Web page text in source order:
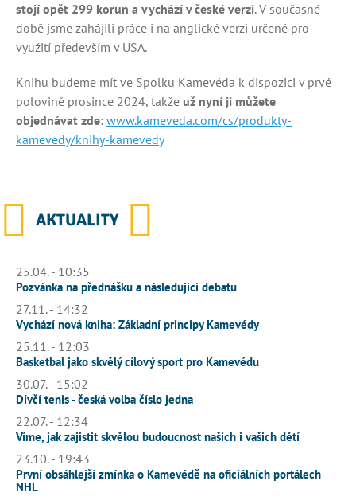
stojí opět 299 korun a vychází v české verzi. V současné
době jsme zahájili práce i na anglické verzi určené pro
využití především v USA.
Knihu budeme mít ve Spolku Kamevéda k dispozici v prvé
polovině prosince 2024, takže už nyní ji můžete
objednávat zde: www.kameveda.com/cs/produkty-
kamevedy/knihy-kamevedy
AKTUALITY
25.04. - 10:35
Pozvánka na přednášku a následující debatu
27.11. - 14:32
Vychází nová kniha: Základní principy Kamevédy
25.11. - 12:03
Basketbal jako skvělý cílový sport pro Kamevédu
30.07. - 15:02
Dívčí tenis - česká volba číslo jedna
22.07. - 12:34
Víme, jak zajistit skvělou budoucnost našich i vašich dětí
23.10. - 19:43
První obsáhlejší zmínka o Kamevédě na oficiálních portálech
NHL